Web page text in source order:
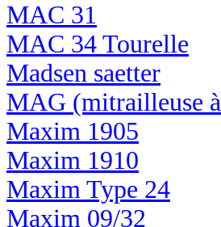
MAC 31
MAC 34 Tourelle
Madsen saetter
MAG (mitrailleuse
Maxim 1905
Maxim 1910
Maxim Type 24
Maxim 09/32